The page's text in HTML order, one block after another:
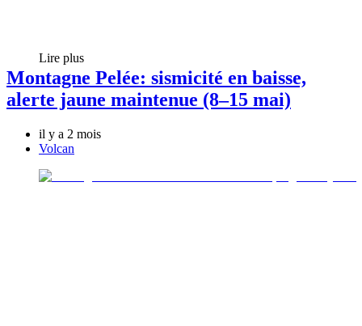
Lire plus
Montagne Pelée: sismicité en baisse,
alerte jaune maintenue (8–15 mai)
il y a 2 mois
Volcan